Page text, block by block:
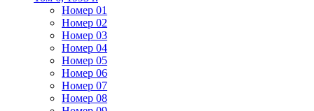
Номер 01
Номер 02
Номер 03
Номер 04
Номер 05
Номер 06
Номер 07
Номер 08